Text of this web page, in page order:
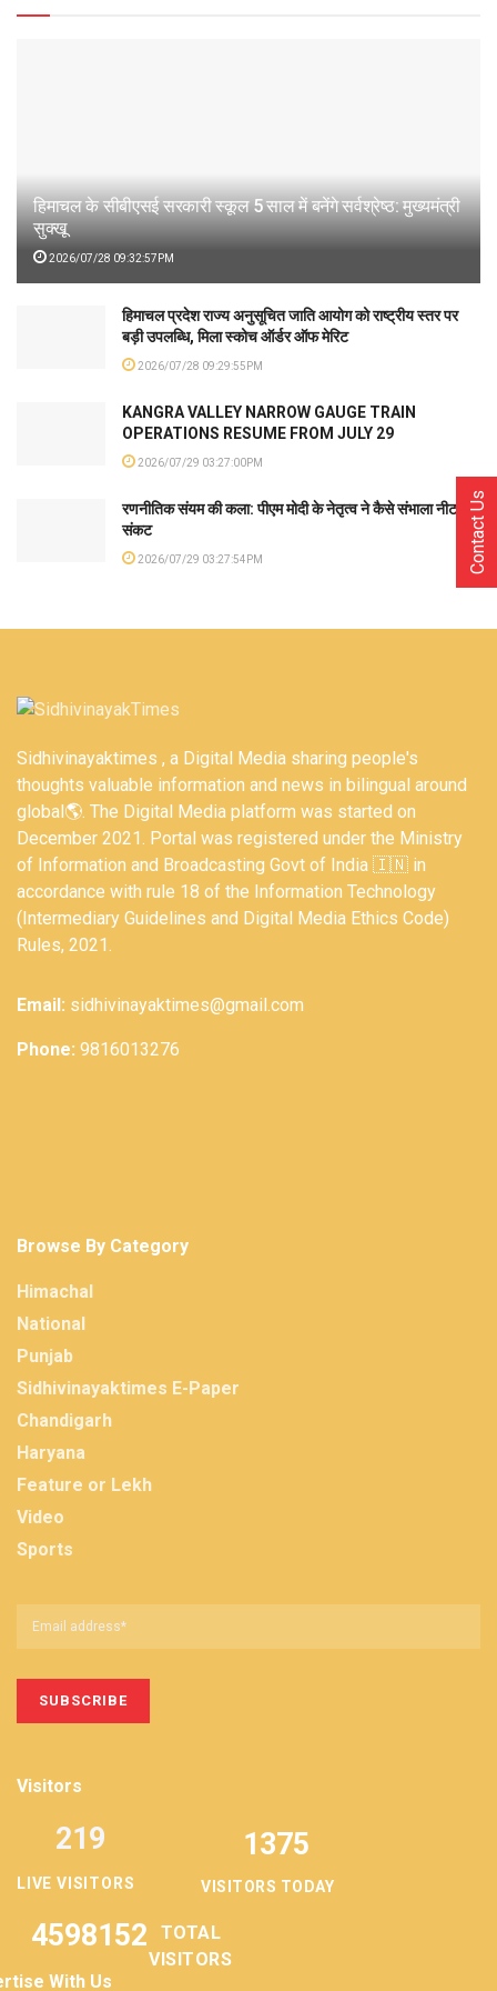
हिमाचल के सीबीएसई सरकारी स्कूल 5 साल में बनेंगे सर्वश्रेष्ठ: मुख्यमंत्री
सुक्खू
2026/07/28 09:32:57PM
हिमाचल प्रदेश राज्य अनुसूचित जाति आयोग को राष्ट्रीय स्तर पर
बड़ी उपलब्धि, मिला स्कोच ऑर्डर ऑफ मेरिट
2026/07/28 09:29:55PM
KANGRA VALLEY NARROW GAUGE TRAIN
OPERATIONS RESUME FROM JULY 29
2026/07/29 03:27:00PM
रणनीतिक संयम की कला: पीएम मोदी के नेतृत्व ने कैसे संभाला नीट
संकट
2026/07/29 03:27:54PM
Sidhivinayaktimes , a Digital Media sharing people's
thoughts valuable information and news in bilingual around
global🌎. The Digital Media platform was started on
December 2021. Portal was registered under the Ministry
of Information and Broadcasting Govt of India 🇮🇳 in
accordance with rule 18 of the Information Technology
(Intermediary Guidelines and Digital Media Ethics Code)
Rules, 2021.
Email: sidhivinayaktimes@gmail.com
Phone: 9816013276
Browse By Category
Himachal
National
Punjab
Sidhivinayaktimes E-Paper
Chandigarh
Haryana
Feature or Lekh
Video
Sports
Visitors
LIVE VISITORS
219 1375
VISITORS TODAY
4598152
TOTAL
VISITORS
With Us
Contact Us